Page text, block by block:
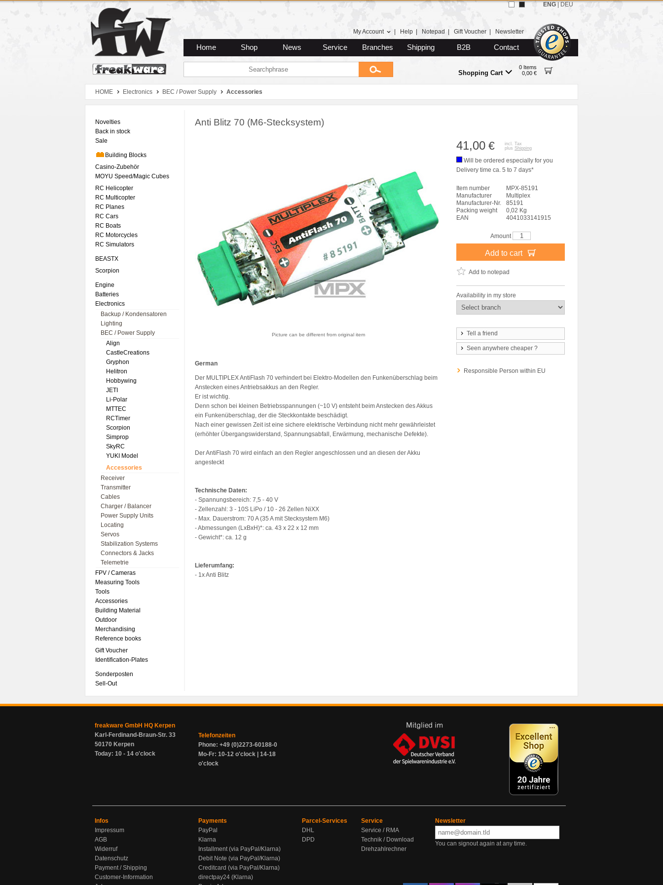
Zum Hauptmenue
Zum Seiteninhalt
Zum Warenkob
My Account Help Notepad Gift Voucher Newsletter
Home Shop News Service Branches Shipping B2B Contact
Shopping Cart
0 Items
0,00 €
ENG DEU
HOME Electronics BEC / Power Supply Accessories
Novelties
Back in stock
Sale
Building Blocks
Casino-Zubehör
MOYU Speed/Magic Cubes
RC Helicopter
RC Multicopter
RC Planes
RC Cars
RC Boats
RC Motorcycles
RC Simulators
BEASTX
Scorpion
Engine
Batteries
Electronics
Backup / Kondensatoren
Lighting
BEC / Power Supply
Align
CastleCreations
Gryphon
Helitron
Hobbywing
JETI
Li-Polar
MTTEC
RCTimer
Scorpion
Simprop
SkyRC
YUKI Model
Accessories
Receiver
Transmitter
Cables
Charger / Balancer
Power Supply Units
Locating
Servos
Stabilization Systems
Connectors & Jacks
Telemetrie
FPV / Cameras
Measuring Tools
Tools
Accessories
Building Material
Outdoor
Merchandising
Reference books
Gift Voucher
Identification-Plates
Sonderposten
Sell-Out
Anti Blitz 70 (M6-Stecksystem)
Picture can be different from original item
German
Der MULTIPLEX AntiFlash 70 verhindert bei Elektro-Modellen den Funkenüberschlag beim
Anstecken eines Antriebsakkus an den Regler.
Er ist wichtig.
Denn schon bei kleinen Betriebsspannungen (~10 V) entsteht beim Anstecken des Akkus
ein Funkenüberschlag, der die Steckkontakte beschädigt.
Nach einer gewissen Zeit ist eine sichere elektrische Verbindung nicht mehr gewährleistet
(erhöhter Übergangswiderstand, Spannungsabfall, Erwärmung, mechanische Defekte).
Der AntiFlash 70 wird einfach an den Regler angeschlossen und an diesen der Akku
angesteckt
Technische Daten:
- Spannungsbereich: 7,5 - 40 V
- Zellenzahl: 3 - 10S LiPo / 10 - 26 Zellen NiXX
- Max. Dauerstrom: 70 A (35 A mit Stecksystem M6)
- Abmessungen (LxBxH)*: ca. 43 x 22 x 12 mm
- Gewicht*: ca. 12 g
Lieferumfang:
- 1x Anti Blitz
41,00 €
incl. Tax
plus Shipping
Will be ordered especially for you
Delivery time ca. 5 to 7 days*
Item number
MPX-85191
Manufacturer
Multiplex
Manufacturer-Nr.
85191
Packing weight
0,02 Kg
EAN
4041033141915
Amount
Add to cart
Add to notepad
Availability in my store
Tell a friend
Seen anywhere cheaper ?
Responsible Person within EU
freakware GmbH HQ Kerpen
Karl-Ferdinand-Braun-Str. 33
50170 Kerpen
Today: 10 - 14 o'clock
Telefonzeiten
Phone: +49 (0)2273-60188-0
Mo-Fr: 10-12 o'clock | 14-18
o'clock
Infos
Impressum
AGB
Widerruf
Datenschutz
Payment / Shipping
Customer-Information
Payments
PayPal
Klarna
Installment (via PayPal/Klarna)
Debit Note (via PayPal/Klarna)
Creditcard (via PayPal/Klarna)
directpay24 (Klarna)
Parcel-Services
DHL
DPD
Service
Service / RMA
Technik / Download
Drehzahlrechner
Newsletter
You can signout again at any time.